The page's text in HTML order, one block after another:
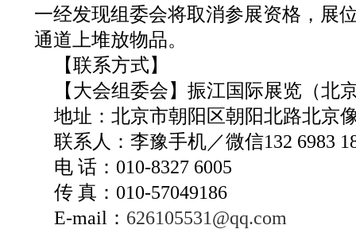
一经发现组委会将取消参展资格，展
通道上堆放物品。
【联系方式】
【大会组委会】振江国际展览（北
地址：北京市朝阳区朝阳北路北京
联系人：李豫手机／微信132 6983
电 话：010-8327 6005
传 真：010-57049186
E-mail： 626105531@qq.com